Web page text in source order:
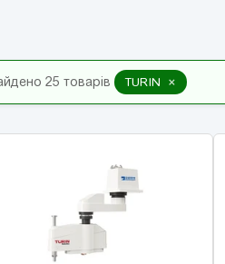
25 товарів TURIN ×